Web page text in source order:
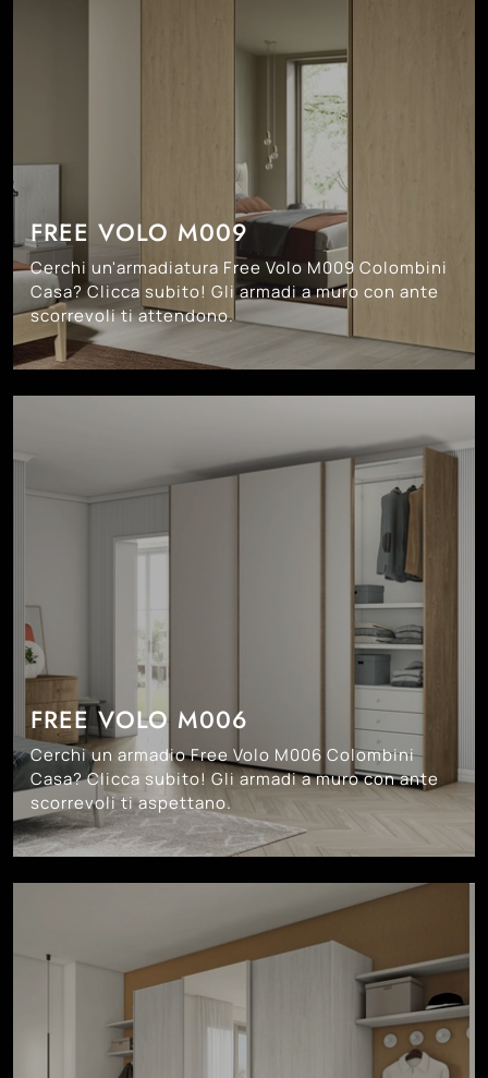
FREE VOLO M009
Cerchi un'armadiatura Free Volo M009 Colombini
Casa? Clicca subito! Gli armadi a muro con ante
scorrevoli ti attendono.
FREE VOLO M006
Cerchi un armadio Free Volo M006 Colombini
Casa? Clicca subito! Gli armadi a muro con ante
scorrevoli ti aspettano.